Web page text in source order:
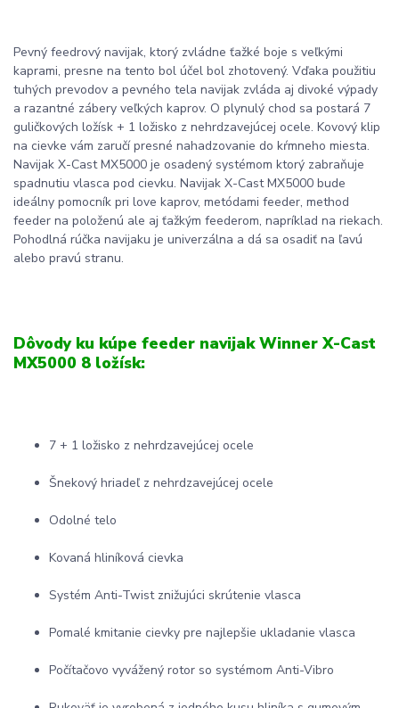
Pevný feedrový navijak, ktorý zvládne ťažké boje s veľkými
kaprami, presne na tento bol účel bol zhotovený. Vďaka použitiu
tuhých prevodov a pevného tela navijak zvláda aj divoké výpady
a razantné zábery veľkých kaprov. O plynulý chod sa postará 7
guličkových ložísk + 1 ložisko z nehrdzavejúcej ocele. Kovový klip
na cievke vám zaručí presné nahadzovanie do kŕmneho miesta.
Navijak X-Cast MX5000 je osadený systémom ktorý zabraňuje
spadnutiu vlasca pod cievku. Navijak X-Cast MX5000 bude
ideálny pomocník pri love kaprov, metódami feeder, method
feeder na položenú ale aj ťažkým feederom, napríklad na riekach.
Pohodlná rúčka navijaku je univerzálna a dá sa osadiť na ľavú
alebo pravú stranu.
Dôvody ku kúpe feeder navijak Winner X-Cast
MX5000 8 ložísk:
7 + 1 ložisko z nehrdzavejúcej ocele
Šnekový hriadeľ z nehrdzavejúcej ocele
Odolné telo
Kovaná hliníková cievka
Systém Anti-Twist znižujúci skrútenie vlasca
Pomalé kmitanie cievky pre najlepšie ukladanie vlasca
Počítačovo vyvážený rotor so systémom Anti-Vibro